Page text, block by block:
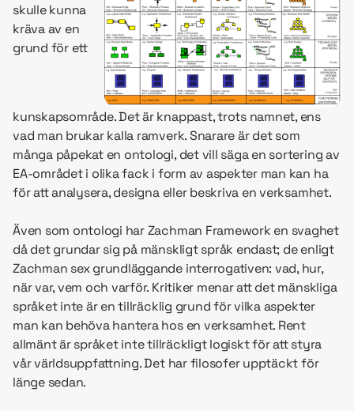
skulle kunna
kräva av en
grund för ett
kunskapsområde. Det är knappast, trots namnet, ens
vad man brukar kalla ramverk. Snarare är det som
många påpekat en ontologi, det vill säga en sortering av
EA-området i olika fack i form av aspekter man kan ha
för att analysera, designa eller beskriva en verksamhet.
Även som ontologi har Zachman Framework en svaghet
då det grundar sig på mänskligt språk endast; de enligt
Zachman sex grundläggande interrogativen: vad, hur,
när var, vem och varför. Kritiker menar att det mänskliga
språket inte är en tillräcklig grund för vilka aspekter
man kan behöva hantera hos en verksamhet. Rent
allmänt är språket inte tillräckligt logiskt för att styra
vår världsuppfattning. Det har filosofer upptäckt för
länge sedan.